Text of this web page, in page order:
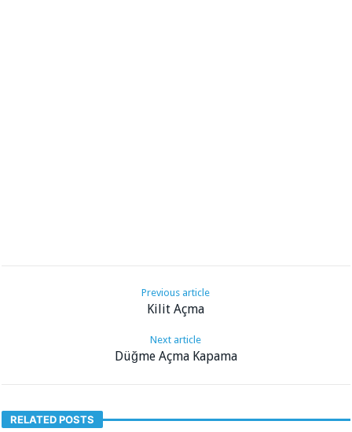
Previous article
Kilit Açma
Next article
Düğme Açma Kapama
RELATED POSTS